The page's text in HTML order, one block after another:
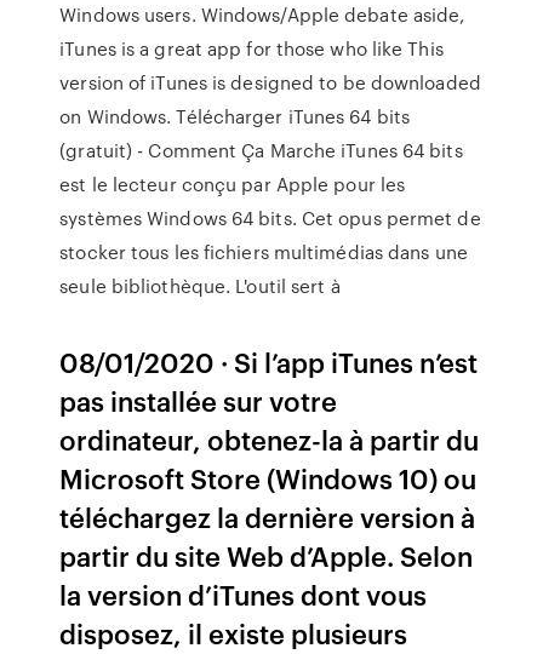
Windows users. Windows/Apple debate aside,
iTunes is a great app for those who like This
version of iTunes is designed to be downloaded
on Windows. Télécharger iTunes 64 bits
(gratuit) - Comment Ça Marche iTunes 64 bits
est le lecteur conçu par Apple pour les
systèmes Windows 64 bits. Cet opus permet de
stocker tous les fichiers multimédias dans une
seule bibliothèque. L'outil sert à
08/01/2020 · Si l’app iTunes n’est
pas installée sur votre
ordinateur, obtenez-la à partir du
Microsoft Store (Windows 10) ou
téléchargez la dernière version à
partir du site Web d’Apple. Selon
la version d’iTunes dont vous
disposez, il existe plusieurs